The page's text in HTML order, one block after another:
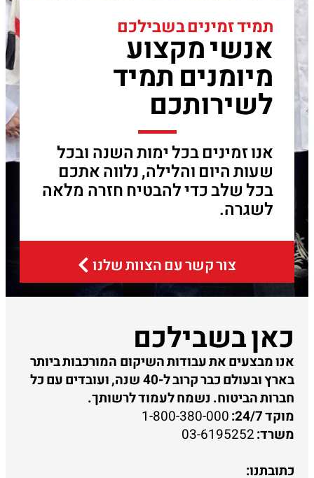
תמיד זמינים בשבילכם
אנשי מקצוע
מיומנים תמיד
לשירותכם
אנו זמינים בכל ימות השנה ובכל
שעות היום והלילה, נלווה אתכם
בכל שלב כדי להבטיח חזרה מלאה
לשגרה.
צור קשר עם הצוות שלנו
כאן בשבילכם
אנו מבצעים את עבודות השיקום המורכבות ביותר
בארץ ובעולם כבר קרוב ל-40 שנה, ועובדים עם כל
חברות הביטוח. נשמח לעמוד לרשותך.
מוקד 24/7:
1-800-380-000
משרד:03-6195252
כתובתנו: